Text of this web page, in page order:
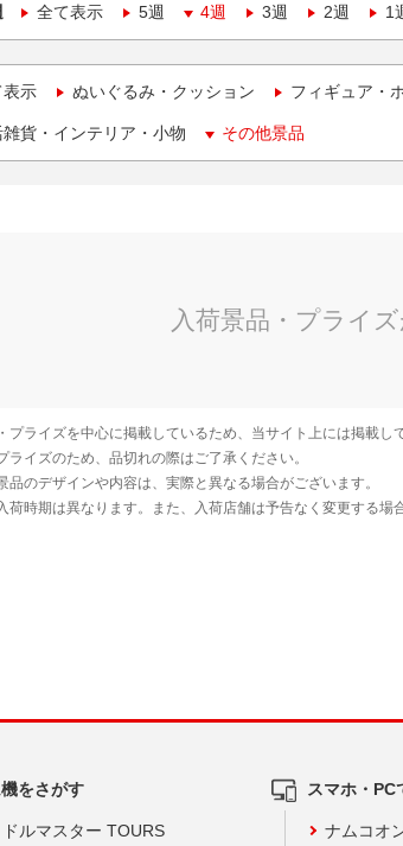
全て表示 5週 4週 3週 2週 1
表示 ぬいぐるみ・クッション フィギュア・
貨・インテリア・小物 その他景品
をさがす
ルマスター TOURS
スマホ・PC
ナムコオ